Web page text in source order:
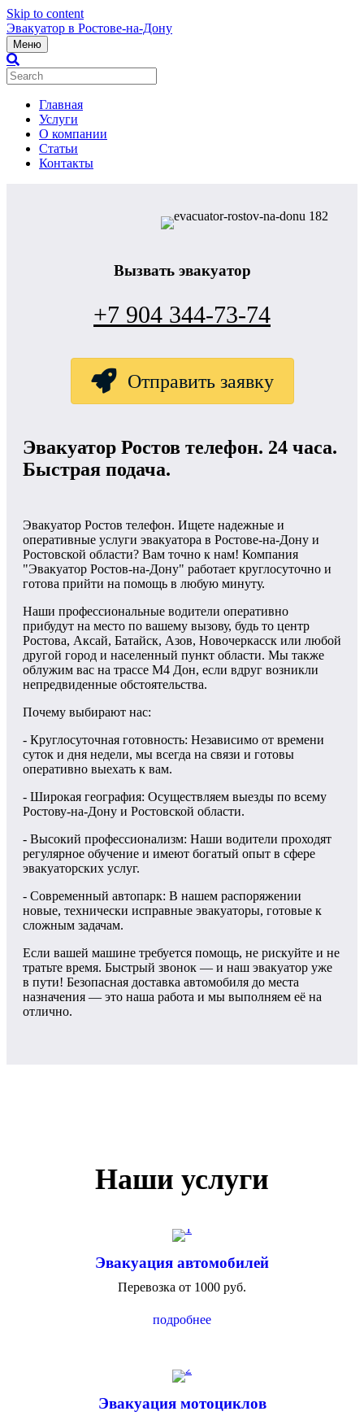
Skip to content
Эвакуатор в Ростове-на-Дону
Меню
Главная
Услуги
О компании
Статьи
Контакты
Вызвать эвакуатор
+7 904 344-73-74
Отправить заявку
Эвакуатор Ростов телефон. 24 часа.
Быстрая подача.
Эвакуатор Ростов телефон. Ищете надежные и
оперативные услуги эвакуатора в Ростове-на-Дону и
Ростовской области? Вам точно к нам! Компания
"Эвакуатор Ростов-на-Дону" работает круглосуточно и
готова прийти на помощь в любую минуту.
Наши профессиональные водители оперативно
прибудут на место по вашему вызову, будь то центр
Ростова, Аксай, Батайск, Азов, Новочеркасск или любой
другой город и населенный пункт области. Мы также
облужим вас на трассе М4 Дон, если вдруг возникли
непредвиденные обстоятельства.
Почему выбирают нас:
- Круглосуточная готовность: Независимо от времени
суток и дня недели, мы всегда на связи и готовы
оперативно выехать к вам.
- Широкая география: Осуществляем выезды по всему
Ростову-на-Дону и Ростовской области.
- Высокий профессионализм: Наши водители проходят
регулярное обучение и имеют богатый опыт в сфере
эвакуаторских услуг.
- Современный автопарк: В нашем распоряжении
новые, технически исправные эвакуаторы, готовые к
сложным задачам.
Если вашей машине требуется помощь, не рискуйте и не
тратьте время. Быстрый звонок — и наш эвакуатор уже
в пути! Безопасная доставка автомобиля до места
назначения — это наша работа и мы выполняем её на
отлично.
Наши услуги
Эвакуация автомобилей
Перевозка от 1000 руб.
подробнее
Эвакуация мотоциклов